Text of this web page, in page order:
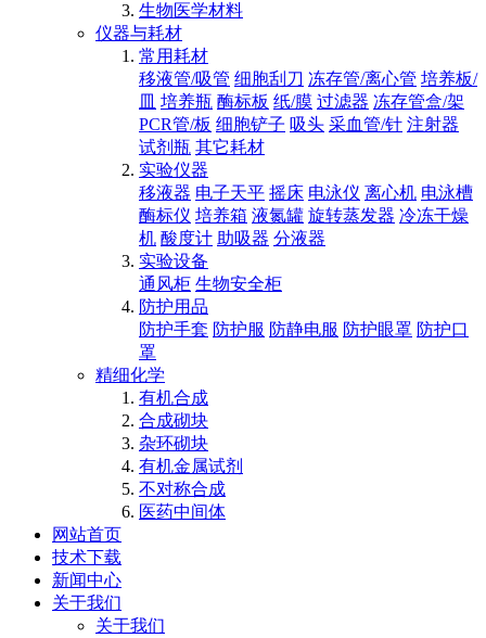
生物医学材料
仪器与耗材
常用耗材
移液管/吸管 细胞刮刀 冻存管/离心管 培养板/
皿 培养瓶 酶标板 纸/膜 过滤器 冻存管盒/架
PCR管/板 细胞铲子 吸头 采血管/针 注射器
试剂瓶 其它耗材
实验仪器
移液器 电子天平 摇床 电泳仪 离心机 电泳槽
酶标仪 培养箱 液氮罐 旋转蒸发器 冷冻干燥
机 酸度计 助吸器 分液器
实验设备
通风柜 生物安全柜
防护用品
防护手套 防护服 防静电服 防护眼罩 防护口
罩
精细化学
有机合成
合成砌块
杂环砌块
有机金属试剂
不对称合成
医药中间体
网站首页
技术下载
新闻中心
关于我们
关于我们